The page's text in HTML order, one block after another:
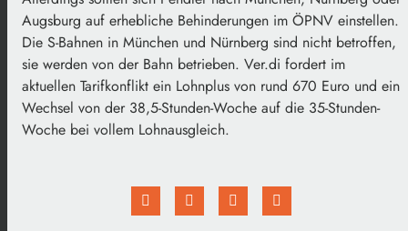
Augsburg auf erhebliche Behinderungen im ÖPNV einstellen.
Die S-Bahnen in München und Nürnberg sind nicht betroffen,
sie werden von der Bahn betrieben. Ver.di fordert im
aktuellen Tarifkonflikt ein Lohnplus von rund 670 Euro und ein
Wechsel von der 38,5-Stunden-Woche auf die 35-Stunden-
Woche bei vollem Lohnausgleich.